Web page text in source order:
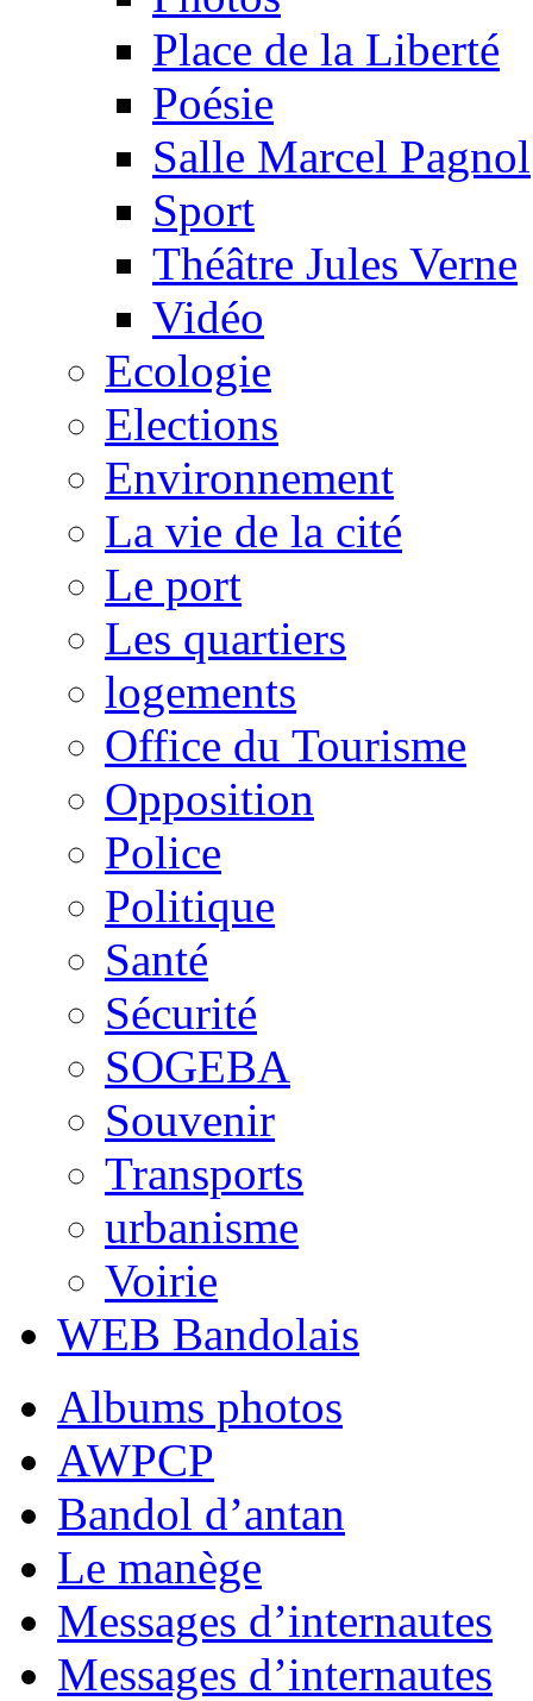
Place de la Liberté
Poésie
Salle Marcel Pagnol
Sport
Théâtre Jules Verne
Vidéo
Ecologie
Elections
Environnement
La vie de la cité
Le port
Les quartiers
logements
Office du Tourisme
Opposition
Police
Politique
Santé
Sécurité
SOGEBA
Souvenir
Transports
urbanisme
Voirie
WEB Bandolais
Albums photos
AWPCP
Bandol d’antan
Le manège
Messages d’internautes
Messages d’internautes